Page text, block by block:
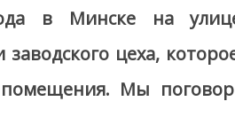
в Минске на
цеха,
Мы